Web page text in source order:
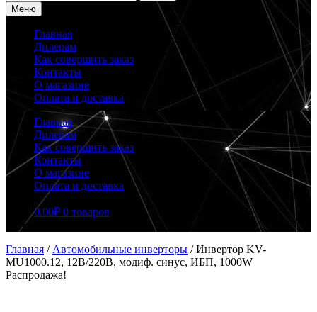
Меню
Главная
Дилерам
Как совершить заказ
Контакты
О магазине
Оплата и доставка
Главная
Дилерам
Как совершить заказ
Контакты
О магазине
Оплата и доставка
0.00₽ 0 товаров
Главная / Автомобильные инверторы /Инвертор KV-
MU1000.12, 12В/220В, модиф. синус, ИБП, 1000W
Распродажа!